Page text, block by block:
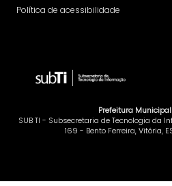
Política de acessibilidade
Prefeitura
SUB TI - Subsecretaria de Tecnologia da
169 - Bento Ferreira, Vitória,